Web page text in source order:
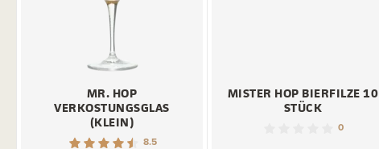
MR. HOP
VERKOSTUNGSGLAS
(KLEIN)
8.5
MISTER HOP BIERFILZE 10
STÜCK
0